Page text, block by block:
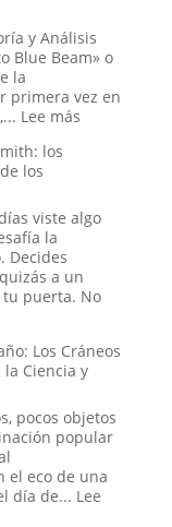
Masonería
y
Esotérico
Venezuela
y Análisis
Blue Beam» o
la
primera vez en
Lee más:
y
el
Orden
Mundial
los
los
viste algo
la
Decides
a un
tu puerta. No
Los Cráneos
Ciencia y
pocos objetos
popular
el eco de una
día de... Lee